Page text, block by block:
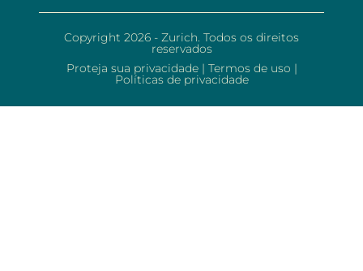
Copyright 2026 - Zurich. Todos os direitos
reservados
Proteja sua privacidade | Termos de uso |
Políticas de privacidade